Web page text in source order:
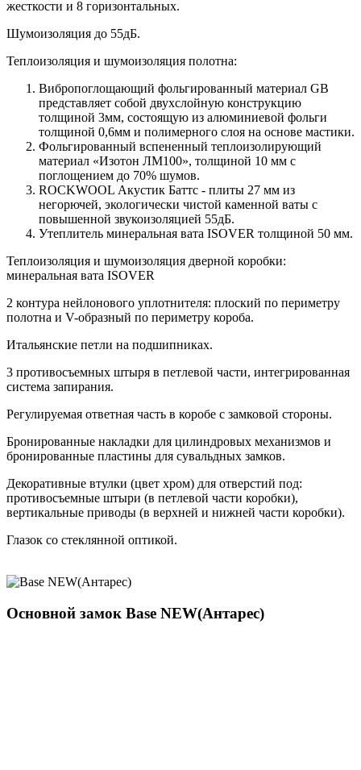
жесткости и 8 горизонтальных.
Шумоизоляция до 55дБ.
Теплоизоляция и шумоизоляция полотна:
Вибропоглощающий фольгированный материал GB
представляет собой двухслойную конструкцию
толщиной 3мм, состоящую из алюминиевой фольги
толщиной 0,6мм и полимерного слоя на основе мастики.
Фольгированный вспененный теплоизолирующий
материал «Изотон ЛМ100», толщиной 10 мм с
поглощением до 70% шумов.
ROCKWOOL Акустик Баттс - плиты 27 мм из
негорючей, экологически чистой каменной ваты с
повышенной звукоизоляцией 55дБ.
Утеплитель минеральная вата ISOVER толщиной 50 мм.
Теплоизоляция и шумоизоляция дверной коробки:
минеральная вата ISOVER
2 контура нейлонового уплотнителя: плоский по периметру
полотна и V-образный по периметру короба.
Итальянские петли на подшипниках.
3 противосъемных штыря в петлевой части, интегрированная
система запирания.
Регулируемая ответная часть в коробе с замковой стороны.
Бронированные накладки для цилиндровых механизмов и
бронированные пластины для сувальдных замков.
Декоративные втулки (цвет хром) для отверстий под:
противосъемные штыри (в петлевой части коробки),
вертикальные приводы (в верхней и нижней части коробки).
Глазок со стеклянной оптикой.
Основной замок Base NEW(Антарес)